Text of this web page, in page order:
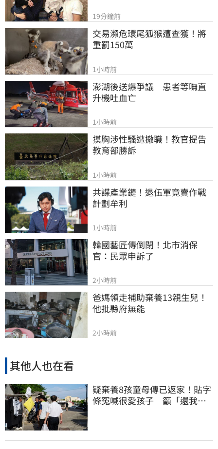
19分鐘前
交易瀕危環尾狐猴遭查獲！將
重罰150萬
1小時前
澎湖後送爆爭議　患者等嘸直
升機吐血亡
1小時前
摸胸涉性騷遭撤職！教官提告
教育部勝訴
1小時前
共諜產業鏈！退伍軍竟賣作戰
計劃牟利
1小時前
韓國藝匠傳倒閉！北市消保
官：民眾申訴了
2小時前
爸媽領走補助棄養13親生兒！
他批縣府無能
2小時前
其他人也在看
疑棄養8孩童母傳已返家！貼字
條冤喊很愛孩子 籲「還我們